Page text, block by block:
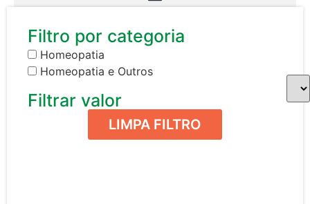
Filtro por categoria
Homeopatia
Homeopatia e Outros
Filtrar valor
LIMPA FILTRO